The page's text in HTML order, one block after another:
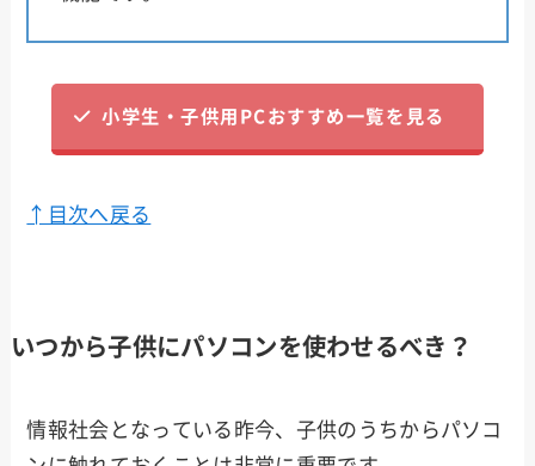
小学生・子供用PCおすすめ一覧を見る
↑目次へ戻る
いつから子供にパソコンを使わせるべき？
情報社会となっている昨今、子供のうちからパソコ